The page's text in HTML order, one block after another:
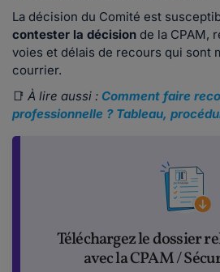
La décision du Comité est
contester la décision de la CPAM,
voies et délais de recours qui sont
courrier.
📑 À lire aussi : Comment faire
professionnelle ? Tableau,
Téléchargez le dossier
avec la CPAM /